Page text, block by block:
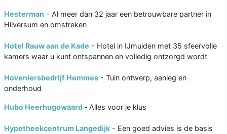
Hesterman - Al meer dan 32 jaar een betrouwbare partner in
Hilversum en omstreken
Hotel Rauw aan de Kade - Hotel in IJmuiden met 35 sfeervolle
kamers waar u kunt ontspannen en volledig ontzorgd wordt
Hoveniersbedrijf Hemmes - Tuin ontwerp, aanleg en
onderhoud
Hubo Heerhugowaard - Alles voor je klus
Hypotheekcentrum Langedijk - Een goed advies is de basis